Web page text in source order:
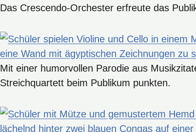
Das Crescendo-Orchester erfreute das
Mit einer humorvollen Parodie aus
Streichquartett beim Publikum punkten.